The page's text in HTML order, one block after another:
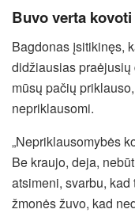
Buvo verta kovoti
Bagdonas įsitikinęs,
didžiausias
mūsų pačių
nepriklausomi.
„Nepriklausomybės
Be kraujo, deja,
atsimeni, svarbu,
žmonės žuvo, kad